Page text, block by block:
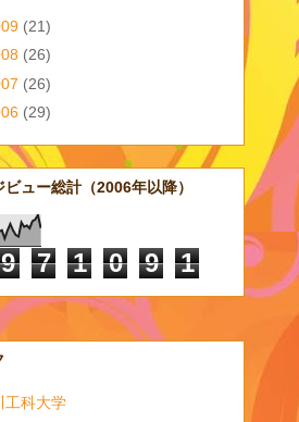
(21)
(26)
(26)
(29)
ビュー総計（2006年以降）
9 7 1 0 9 1
工科大学